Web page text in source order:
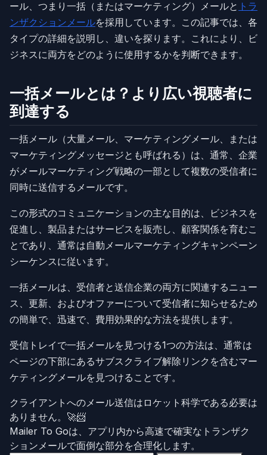
ール、つまり一括（またはマーケティング）メールと トラ
ンザクションメールを採用しています。この記事では、各
タイプの詳細を説明し、違いを探ります。これにより、ビ
ジネスに両方をどのように使用するかを判断できます。
一括メールとは？より広い視聴者に
到達する
一括メール（大量メール、マーケティングメール、または
マーケティングメッセージとも呼ばれる）は、通常、企業
がメールマーケティング戦略の一部として複数の受信者に
同時に送信するメールです。
この形式のコミュニケーションの主な目的は、ビジネスを
促進し、製品またはサービスを販売し、顧客関係を育むこ
とであり、通常は自動メールマーケティングキャンペーン
シーケンスに従います。
一括メールは、受信者と送信企業の両方に関連するニュー
ス、更新、およびオファーについて受信者に知らせるため
の簡単で、迅速で、費用効果的な方法を提供します。
受信トレイで一括メールを見つける1つの方法は、通常は
ページの下部にあるサブスクライブ解除リンクを含むマー
ケティングメールを見つけることです。
クライアントへのメール送信はロケット科学である必要は
ありません。🚀📨
Mailer To Goは、アプリ内から高速で確実なトランザク
ションメールで面倒な部分を合理化します。